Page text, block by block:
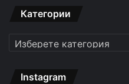
Категории
Категории
Instagram